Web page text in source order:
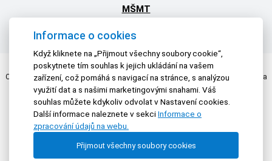
MŠMT
Centrum pro zjišťování výsledků vzdělávání | © 2026 Všechna práva vyhrazena
Textová verze|Mapa stránek|Prohlášení o přístupnosti
Informace o cookies
Když kliknete na „Přijmout všechny soubory cookie“,
poskytnete tím souhlas k jejich ukládání na vašem
zařízení, což pomáhá s navigací na stránce, s analýzou
využití dat a s našimi marketingovými snahami. Váš
souhlas můžete kdykoliv odvolat v Nastavení cookies.
Další informace naleznete v sekciInformace o
zpracování údajů na webu.
Přijmout všechny soubory cookies